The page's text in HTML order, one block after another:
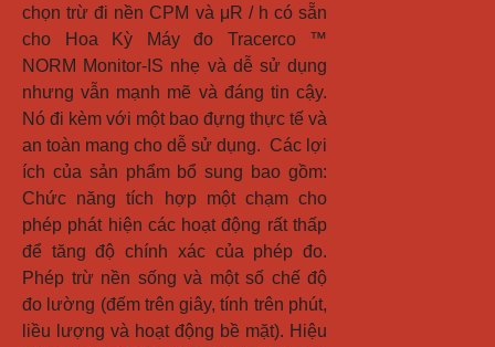
chọn trừ đi nền CPM và μR / h có sẵn
cho Hoa Kỳ Máy đo Tracerco ™
NORM Monitor-IS nhẹ và dễ sử dụng
nhưng vẫn mạnh mẽ và đáng tin cậy.
Nó đi kèm với một bao đựng thực tế và
an toàn mang cho dễ sử dụng.  Các lợi
ích của sản phẩm bổ sung bao gồm:
Chức năng tích hợp một chạm cho
phép phát hiện các hoạt động rất thấp
để tăng độ chính xác của phép đo.
Phép trừ nền sống và một số chế độ
đo lường (đếm trên giây, tính trên phút,
liều lượng và hoạt động bề mặt). Hiệu